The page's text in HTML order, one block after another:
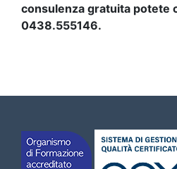
consulenza gratuita potete
0438.555146.